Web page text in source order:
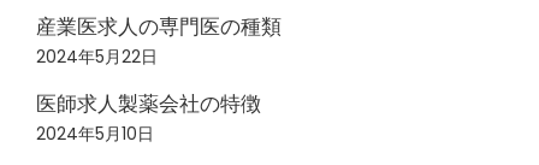
産業医求人の専門医の種類
2024年5月22日
医師求人製薬会社の特徴
2024年5月10日